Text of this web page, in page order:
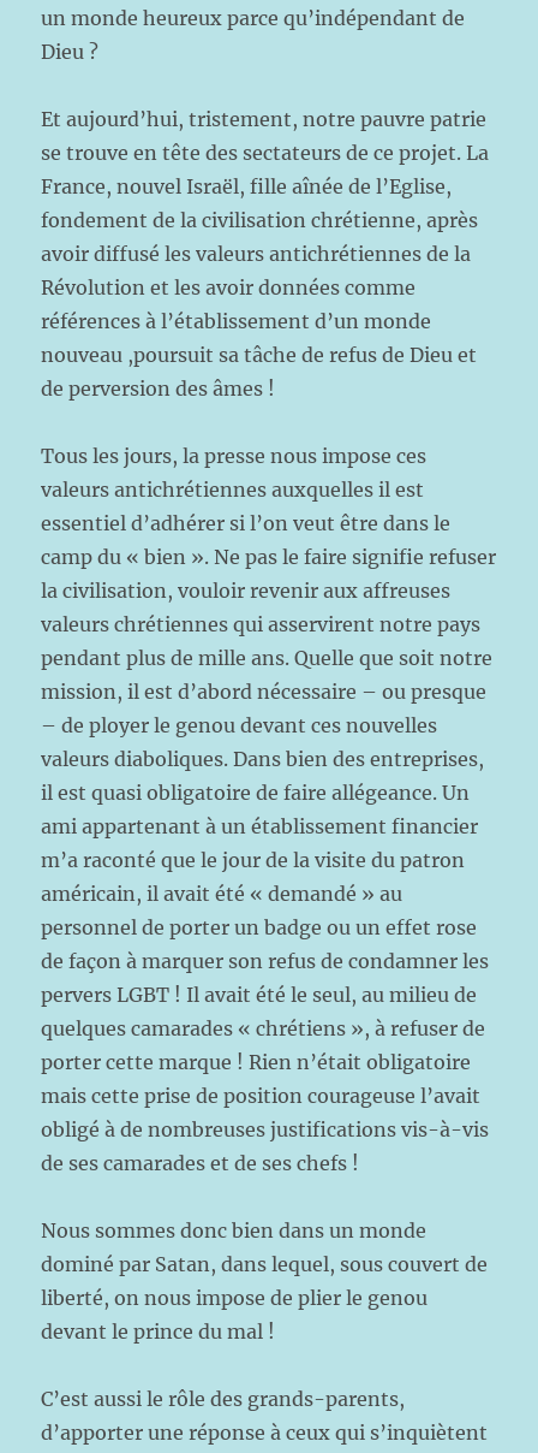
un monde heureux parce qu’indépendant de
Dieu ?
Et aujourd’hui, tristement, notre pauvre patrie
se trouve en tête des sectateurs de ce projet. La
France, nouvel Israël, fille aînée de l’Eglise,
fondement de la civilisation chrétienne, après
avoir diffusé les valeurs antichrétiennes de la
Révolution et les avoir données comme
références à l’établissement d’un monde
nouveau ,poursuit sa tâche de refus de Dieu et
de perversion des âmes !
Tous les jours, la presse nous impose ces
valeurs antichrétiennes auxquelles il est
essentiel d’adhérer si l’on veut être dans le
camp du « bien ». Ne pas le faire signifie refuser
la civilisation, vouloir revenir aux affreuses
valeurs chrétiennes qui asservirent notre pays
pendant plus de mille ans. Quelle que soit notre
mission, il est d’abord nécessaire – ou presque
– de ployer le genou devant ces nouvelles
valeurs diaboliques. Dans bien des entreprises,
il est quasi obligatoire de faire allégeance. Un
ami appartenant à un établissement financier
m’a raconté que le jour de la visite du patron
américain, il avait été « demandé » au
personnel de porter un badge ou un effet rose
de façon à marquer son refus de condamner les
pervers LGBT ! Il avait été le seul, au milieu de
quelques camarades « chrétiens », à refuser de
porter cette marque ! Rien n’était obligatoire
mais cette prise de position courageuse l’avait
obligé à de nombreuses justifications vis-à-vis
de ses camarades et de ses chefs !
Nous sommes donc bien dans un monde
dominé par Satan, dans lequel, sous couvert de
liberté, on nous impose de plier le genou
devant le prince du mal !
C’est aussi le rôle des grands-parents,
d’apporter une réponse à ceux qui s’inquiètent